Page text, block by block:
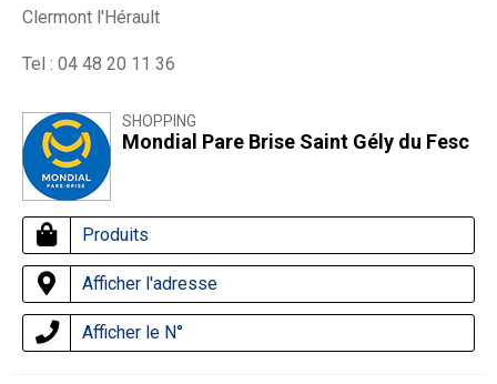
Clermont l'Hérault
Tel : 04 48 20 11 36
SHOPPING
Mondial Pare Brise Saint Gély du Fesc
Produits
Afficher l'adresse
Afficher le N°